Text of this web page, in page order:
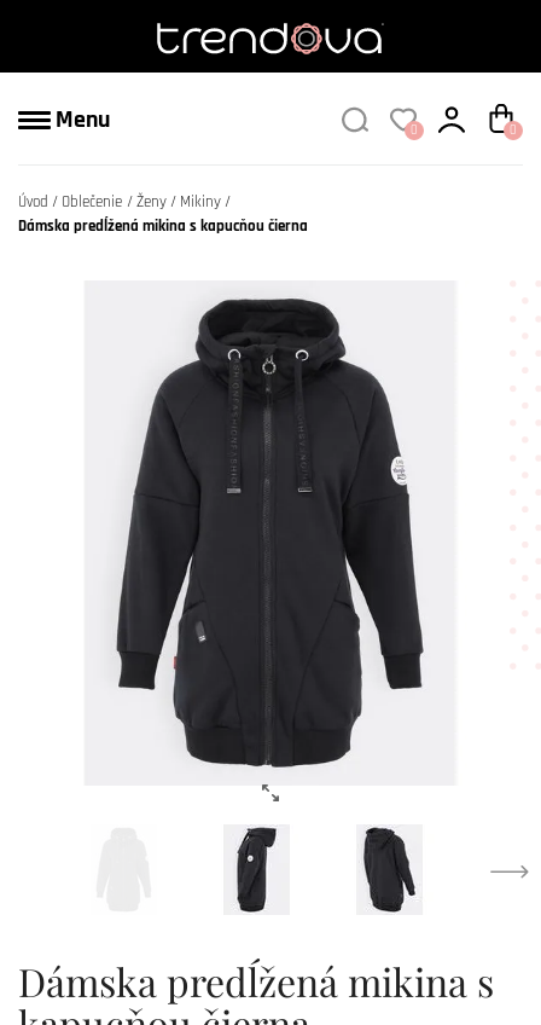
Menu 0 0
Úvod Oblečenie Ženy
Mikiny
Dámska predĺžená mikina s kapucňou čierna
Dámska predĺžená mikina s